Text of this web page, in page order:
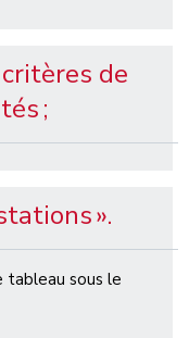
de
;
».
tableau sous le